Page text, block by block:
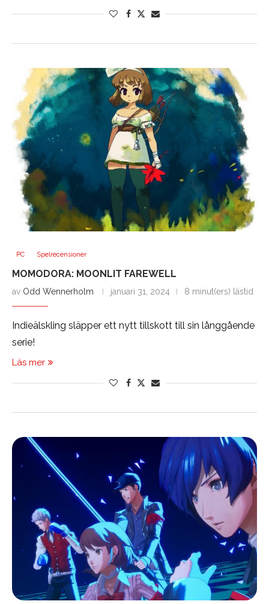
PC Spelrecensioner
MOMODORA: MOONLIT FAREWELL
av Odd Wennerholm januari 31, 2024 8 minut(ers) lästid
Indieälskling släpper ett nytt tillskott till sin långgående
serie!
Läs mer